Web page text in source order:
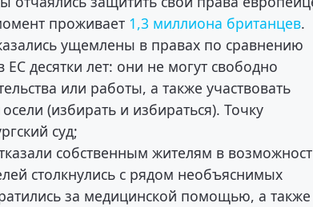
проживает 1,3 миллиона британцев.
ущемлены в правах по сравнению
десятки лет: они не могут свободно
или работы, а также участвовать
(избирать и избираться). Точку
суд;
собственным жителям в
столкнулись с рядом необъяснимых
за медицинской помощью, а также